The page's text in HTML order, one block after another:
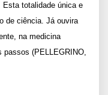
Esta totalidade única e
de ciência. Já ouvira
na medicina
passos (PELLEGRINO,